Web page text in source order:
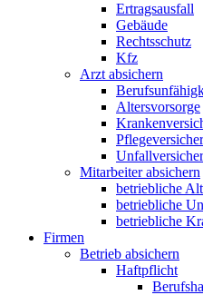
Ertragsausfall
Gebäude
Rechtsschutz
Kfz
Arzt absichern
Altersvorsorge
Mitarbeiter absichern
betriebliche
betriebliche
betriebliche
Firmen
Betrieb absichern
Haftpflicht